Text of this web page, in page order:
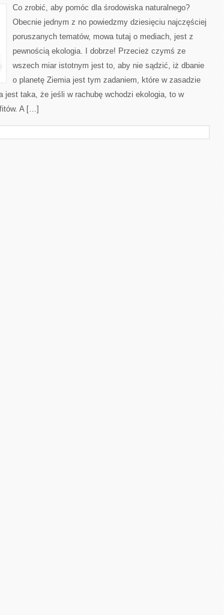
W
JAKIŚ
WSPOMÓC
ROLNICTWO?
Co zrobić, aby pomóc dla środowiska naturalnego?
Obecnie jednym z no powiedzmy dziesięciu najczęściej
poruszanych tematów, mowa tutaj o mediach, jest z
pewnością ekologia. I dobrze! Przecież czymś ze
wszech miar istotnym jest to, aby nie sądzić, iż dbanie
o planetę Ziemia jest tym zadaniem, które w zasadzie
jest taka, że jeśli w rachubę wchodzi ekologia, to w
A […]